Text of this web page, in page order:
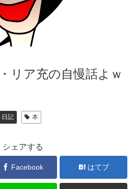
リア充の自慢話よｗ
日記 本
シェアする
Facebook はてブ